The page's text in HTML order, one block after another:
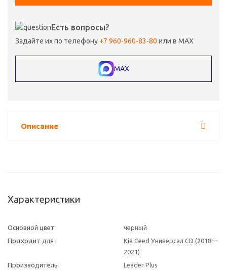
Есть вопросы?
Задайте их по телефону +7 960-960-83-80 или в MAX
MAX
Описание
Характеристики
Основной цвет
черный
Подходит для
Kia Ceed Универсал CD (2018—
2021)
Производитель
Leader Plus